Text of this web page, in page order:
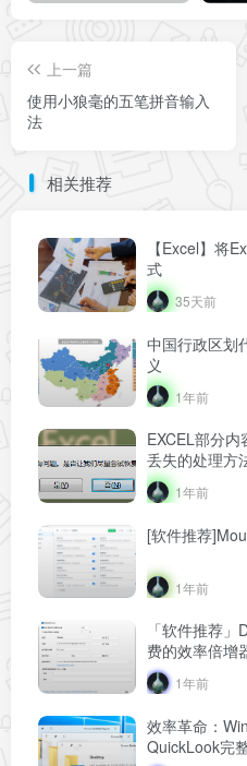
上一篇
使用小狼毫的五笔拼音输入
法
相关推荐
【Excel】将
式
35天前
中国行政区划
义
1年前
EXCEL部分
丢失的处理方
1年前
[软件推荐
1年前
「软件推荐
费的效率倍增
1年前
效率革命：
QuickLook完